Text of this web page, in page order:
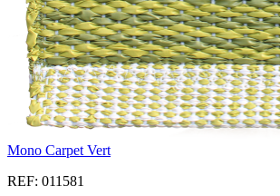
Mono Carpet Vert
REF: 011581